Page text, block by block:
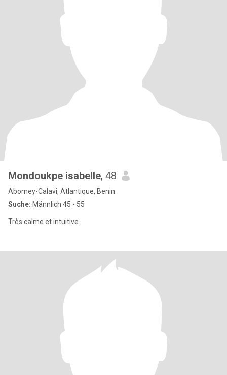
Mondoukpe isabelle, 48
Abomey-Calavi, Atlantique, Benin
Suche: Männlich 45 - 55
Très calme et intuitive